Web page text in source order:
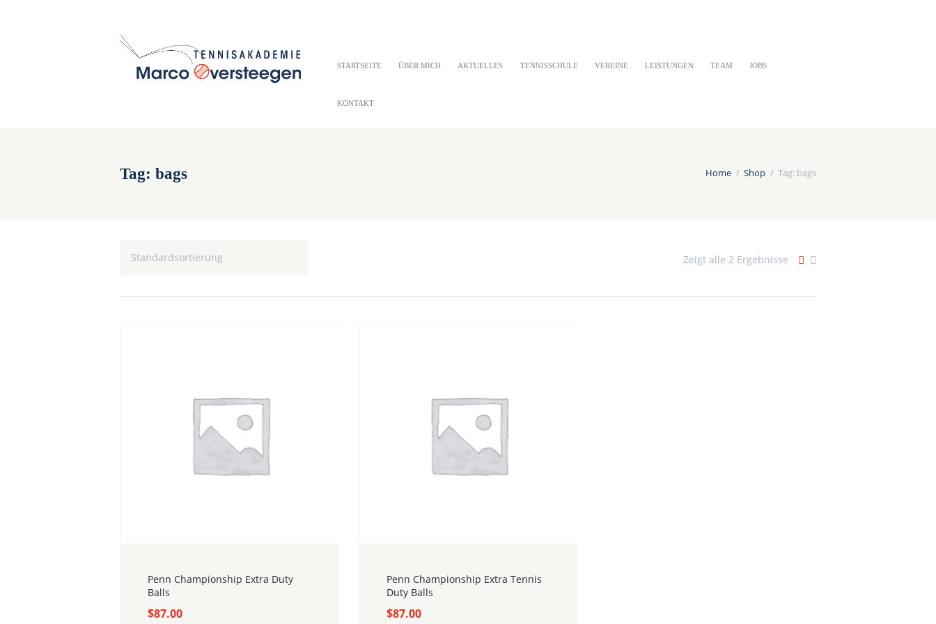
STARTSEITE ÜBER MICH AKTUELLES TENNISSCHULE VEREINE LEISTUNGEN TEAM JOBS
KONTAKT
Tag: bags Home Shop Tag: bags
Zeigt alle 2 Ergebnisse
Penn Championship Extra Duty
Balls
$87.00
Penn Championship Extra Tennis
Duty Balls
$87.00